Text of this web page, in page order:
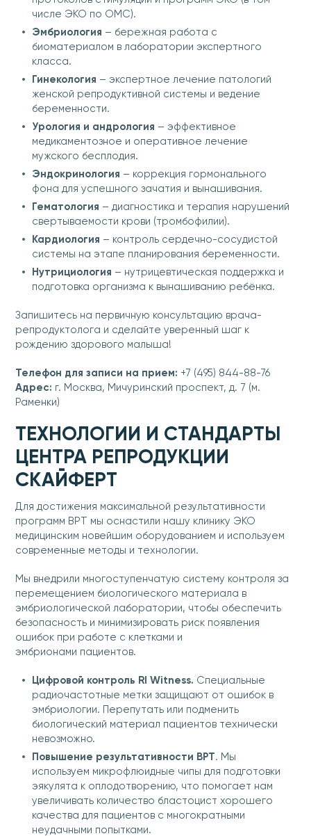
числе ЭКО по ОМС).
Эмбриология – бережная работа с
биоматериалом в лаборатории экспертного
класса.
Гинекология – экспертное лечение патологий
женской репродуктивной системы и ведение
беременности.
Урология и андрология – эффективное
медикаментозное и оперативное лечение
мужского бесплодия.
Эндокринология – коррекция гормонального
фона для успешного зачатия и вынашивания.
Гематология – диагностика и терапия нарушений
свертываемости крови (тромбофилии).
Кардиология – контроль сердечно-сосудистой
системы на этапе планирования беременности.
Нутрициология – нутрицевтическая поддержка и
подготовка организма к вынашиванию ребёнка.
Запишитесь на первичную консультацию врача-
репродуктолога и сделайте уверенный шаг к
рождению здорового малыша!
Телефон для записи на прием: +7 (495) 844-88-76
Адрес: г. Москва, Мичуринский проспект, д. 7 (м.
Раменки)
ТЕХНОЛОГИИ И СТАНДАРТЫ
ЦЕНТРА РЕПРОДУКЦИИ
СКАЙФЕРТ
Для достижения максимальной результативности
программ ВРТ мы оснастили нашу клинику ЭКО
медицинским новейшим оборудованием и используем
современные методы и технологии.
Мы внедрили многоступенчатую систему контроля за
перемещением биологического материала в
эмбриологической лаборатории, чтобы обеспечить
безопасность и минимизировать риск появления
ошибок при работе с клетками и
эмбрионами пациентов.
Цифровой контроль RI Witness. Специальные
радиочастотные метки защищают от ошибок в
эмбриологии. Перепутать или подменить
биологический материал пациентов технически
невозможно.
Повышение результативности ВРТ. Мы
используем микрофлюидные чипы для подготовки
эякулята к оплодотворению, что помогает нам
увеличивать количество бластоцист хорошего
качества для пациентов с многократными
неудачными попытками.